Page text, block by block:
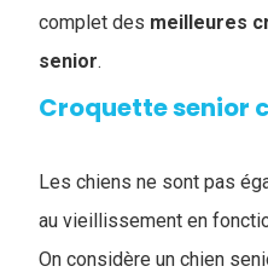
complet des meilleures
senior.
Croquette senior
Les chiens ne sont pas
au vieillissement en
On considère un chien